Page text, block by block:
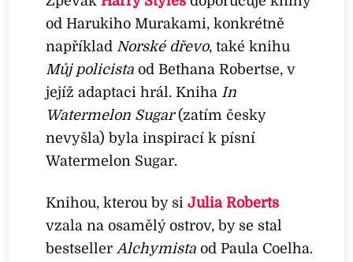
od Harukiho Murakami, konkrétně
například Norské dřevo, také knihu
Můj policista od Bethana Robertse, v
jejíž adaptaci hrál. Kniha In
Watermelon Sugar(zatím česky
nevyšla) byla inspirací k písní
Watermelon Sugar.
Knihou, kterou by siJulia Roberts
vzala na osamělý ostrov, by se stal
bestseller Alchymista od Paula Coelha.